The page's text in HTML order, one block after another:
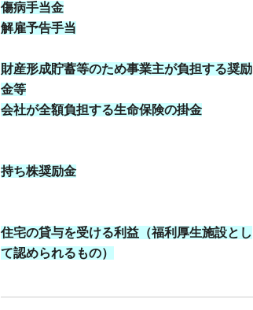
傷病手当金
解雇予告手当
財産形成貯蓄等のため事業主が負担する奨励
金等
会社が全額負担する生命保険の掛金
持ち株奨励金
住宅の貸与を受ける利益（福利厚生施設とし
て認められるもの）